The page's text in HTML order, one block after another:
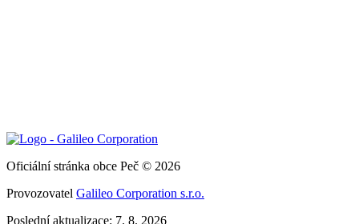
Oficiální stránka obce Peč © 2026
Provozovatel Galileo Corporation s.r.o.
Poslední aktualizace: 7. 8. 2026